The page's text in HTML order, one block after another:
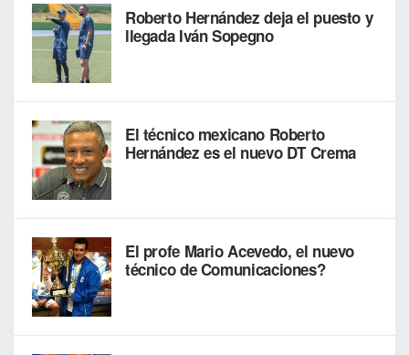
Roberto Hernández deja el puesto y
llegada Iván Sopegno
El técnico mexicano Roberto
Hernández es el nuevo DT Crema
El profe Mario Acevedo, el nuevo
técnico de Comunicaciones?